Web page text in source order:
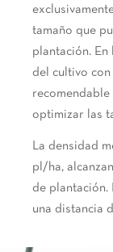
tamaño que
plantación. En
del cultivo
recomendable
optimizar las
La densidad
pl/ha,
de plantación.
una distancia